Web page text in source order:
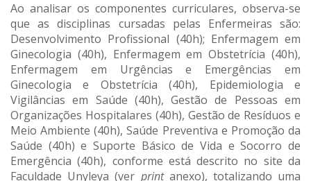
Ao analisar os componentes curriculares, observa-se
que as disciplinas cursadas pelas Enfermeiras são:
Desenvolvimento Profissional (40h); Enfermagem em
Ginecologia (40h), Enfermagem em Obstetrícia (40h),
Enfermagem em Urgências e Emergências em
Ginecologia e Obstetrícia (40h), Epidemiologia e
Vigilâncias em Saúde (40h), Gestão de Pessoas em
Organizações Hospitalares (40h), Gestão de Resíduos e
Meio Ambiente (40h), Saúde Preventiva e Promoção da
Saúde (40h) e Suporte Básico de Vida e Socorro de
Emergência (40h), conforme está descrito no site da
Faculdade Unyleya (ver printanexo), totalizando uma